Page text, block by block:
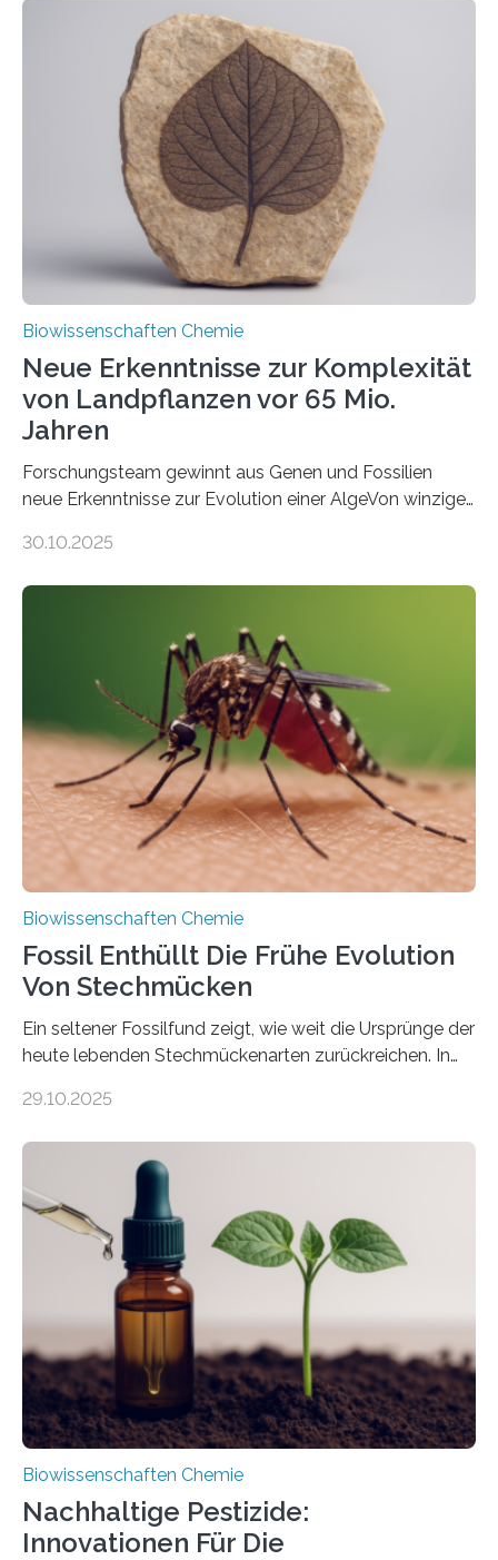
der Ruhr-Universität Bochum um Prof. Dr. Ralf Erdmann
und Dr. Ismaila Francis Yusuf hat nun einen bislang
unbekannten Qualitätskontrollmechanismus des
peroxisomalen Proteintransports in der Bäckerhefe
Saccharomyces cerevisiae entdeckt, der für die
Funktionsfähigkeit der Organellen entscheidend ist. Die
Studie wurde am 28. Oktober 2025 in der
Fachzeitschrift…
Biowissenschaften Chemie
Neue Erkenntnisse zur Komplexität
von Landpflanzen vor 65 Mio.
Jahren
Forschungsteam gewinnt aus Genen und Fossilien
neue Erkenntnisse zur Evolution einer AlgeVon winzigen
Landpflanzen zählen zu den komplexesten
Grünalgen, die vor Hunderten von Millionen Jahren
lebten. Unter den Vorfahren sticht eine Gruppe heraus,
die noch heute in der Natur vorkommt: die
Süßwasseralge Coleochaetophyceae. Einige Arten
dieser Gruppe bilden aus Zellfäden dichte Geflechte
mit scheibenförmiger Gestalt. Was auffällig ist: Die
nächsten…
30.10.2025
Biowissenschaften Chemie
Fossil Enthüllt Die Frühe Evolution
Von Stechmücken
Ein seltener Fossilfund zeigt, wie weit die Ursprünge der
heute lebenden Stechmückenarten zurückreichen. In
Forschende die bisher älteste bekannte Stechmücken-
Region Kachin in Myanmar und hat sich in
ausgezeichnetem Zustand erhalten. Es konnte als neue
Art einer neuen Gattung beschrieben werden und trägt
nun den Namen Cretosabethes primaevus. Dieser erste
fossile Nachweis einer Stechmückenlarve in Bernstein
stellt gleichzeitig den ersten Fossilfund einer
Mückenlarve aus dem Mesozoikum dar, denn…
29.10.2025
Biowissenschaften Chemie
Nachhaltige Pestizide:
Innovationen Für Die